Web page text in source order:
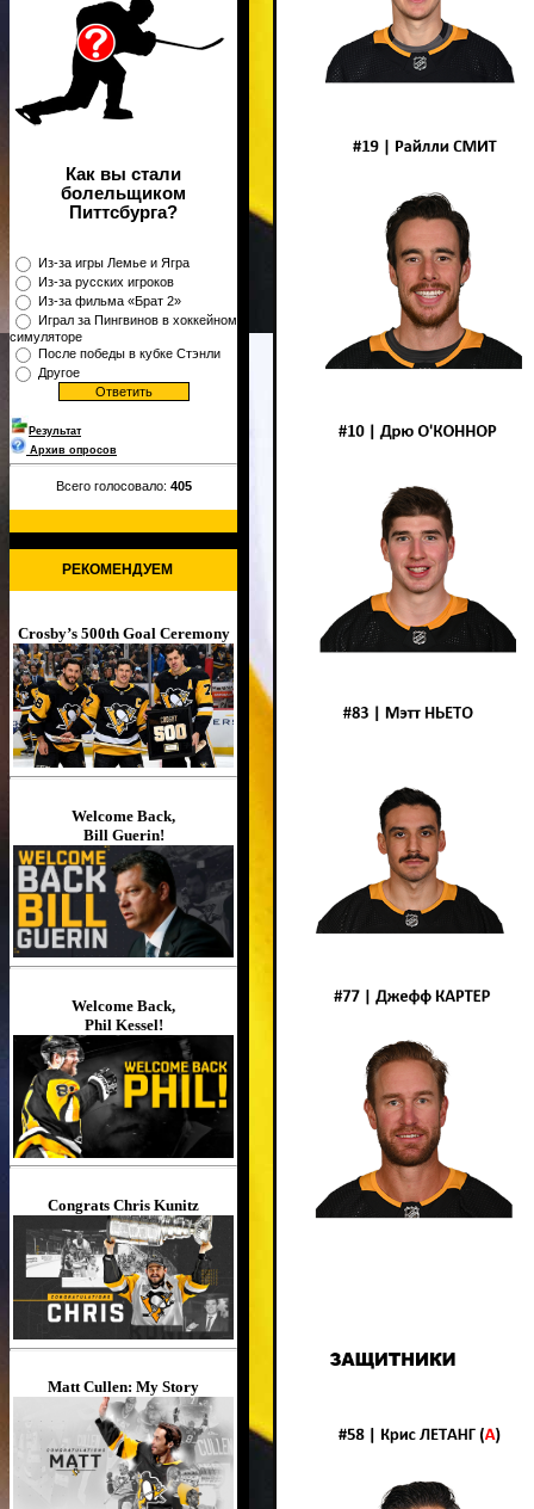
Как вы стали
болельщиком
Питтсбурга?
Из-за игры Лемье и Ягра
Из-за русских игроков
Из-за фильма «Брат 2»
Играл за Пингвинов в хоккейном
симуляторе
После победы в кубке Стэнли
Другое
Результат
Архив опросов
Всего голосовало: 405
РЕКОМЕНДУЕМ
Crosby’s 500th Goal Ceremony
Welcome Back,
Bill Guerin!
Welcome Back,
Phil Kessel!
Congrats Chris Kunitz
Matt Cullen: My Story